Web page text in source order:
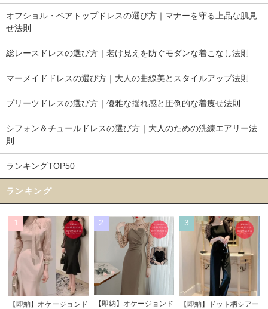
オフショル・ベアトップドレスの選び方｜マナーを守る上品な肌見
せ法則
総レースドレスの選び方｜老け見えを防ぐモダンな着こなし法則
マーメイドドレスの選び方｜大人の曲線美とスタイルアップ法則
プリーツドレスの選び方｜優雅な揺れ感と圧倒的な着痩せ法則
シフォン＆チュールドレスの選び方｜大人のための洗練エアリー法
則
ランキングTOP50
ランキング
1
【即納】オケージョンド
2
【即納】オケージョンド
3
【即納】ドット柄シアー